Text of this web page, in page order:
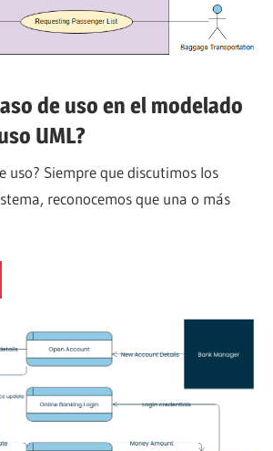
de uso en el modelado
UML?
uso? Siempre que discutimos los
reconocemos que una o más